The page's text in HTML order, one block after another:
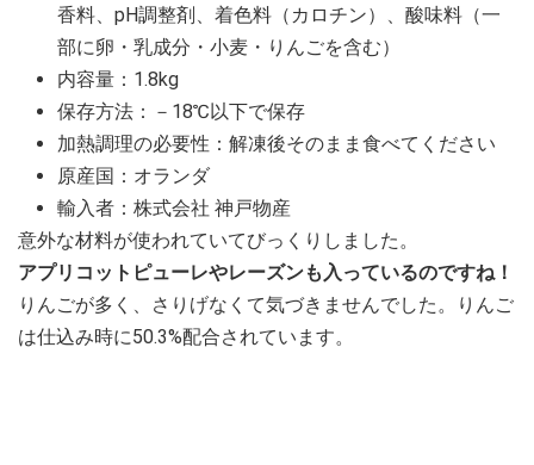
香料、pH調整剤、着色料（カロチン）、酸味料（一
部に卵・乳成分・小麦・りんごを含む）
内容量：1.8kg
保存方法：－18℃以下で保存
加熱調理の必要性：解凍後そのまま食べてください
原産国：オランダ
輸入者：株式会社 神戸物産
意外な材料が使われていてびっくりしました。
アプリコットピューレやレーズンも入っているのですね！
りんごが多く、さりげなくて気づきませんでした。りんご
は仕込み時に50.3%配合されています。